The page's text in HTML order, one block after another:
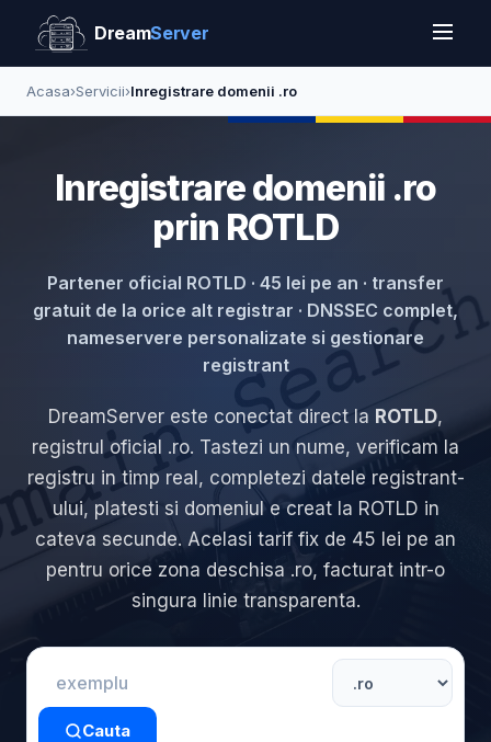
DreamServer
Acasa›Servicii›Inregistrare domenii .ro
Inregistrare domenii .ro
prin ROTLD
Partener oficial ROTLD · 45 lei pe an · transfer
gratuit de la orice alt registrar · DNSSEC complet,
nameservere personalizate si gestionare
registrant
DreamServer este conectat direct la ROTLD,
registrul oficial .ro. Tastezi un nume, verificam la
registru in timp real, completezi datele registrant-
ului, platesti si domeniul e creat la ROTLD in
cateva secunde. Acelasi tarif fix de 45 lei pe an
pentru orice zona deschisa .ro, facturat intr-o
singura linie transparenta.
Cauta